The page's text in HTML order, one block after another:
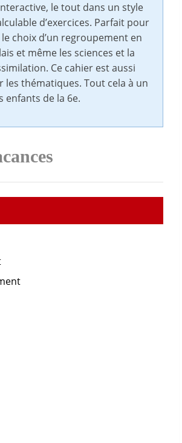
le tout dans un style
d’exercices. Parfait pour
choix d’un regroupement en
et même les sciences et la
Ce cahier est aussi
thématiques. Tout cela à un
enfants de la 6e.